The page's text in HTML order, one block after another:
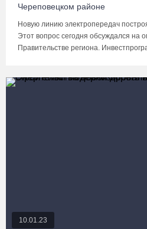
Череповецком районе
Новую линию электропередач
Этот вопрос сегодня обсуждался на
Правительстве региона.
10.01.23